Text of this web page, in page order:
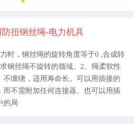
扭钢丝绳-电力机具
时，钢丝绳的旋转角度等于0 ,合成转
钢丝绳不旋转的领域。2、绳柔软性
不缠绕，适用寿命长。可以用插接的
而不需附加任何连接器。也可以用插
的局